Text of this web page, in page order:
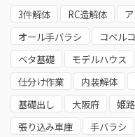
3件解体
RC造解体
オール手バラシ
コベルコ
ベタ基礎
モデルハウス
仕分け作業
内装解体
基礎出し
大阪府 姫
張り込み車庫
手バラシ